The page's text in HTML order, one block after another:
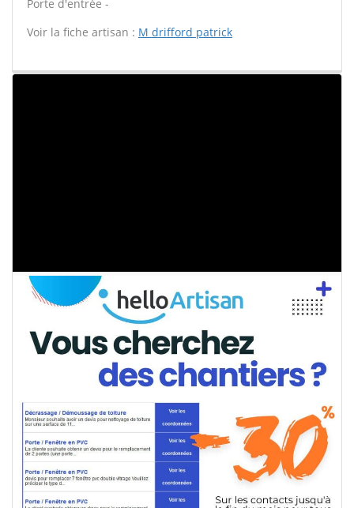
Porte d'entrée -
Voir la fiche artisan : M drifford patrick